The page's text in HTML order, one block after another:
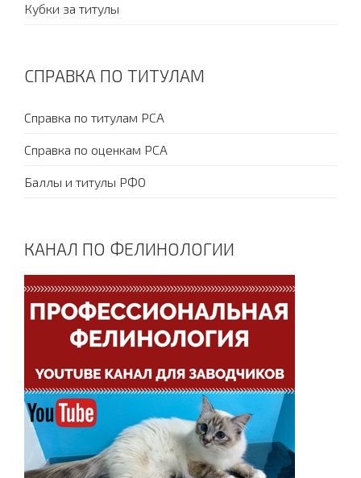
Кубки за титулы
СПРАВКА ПО ТИТУЛАМ
Справка по титулам PCA
Справка по оценкам PCA
Баллы и титулы РФО
КАНАЛ ПО ФЕЛИНОЛОГИИ